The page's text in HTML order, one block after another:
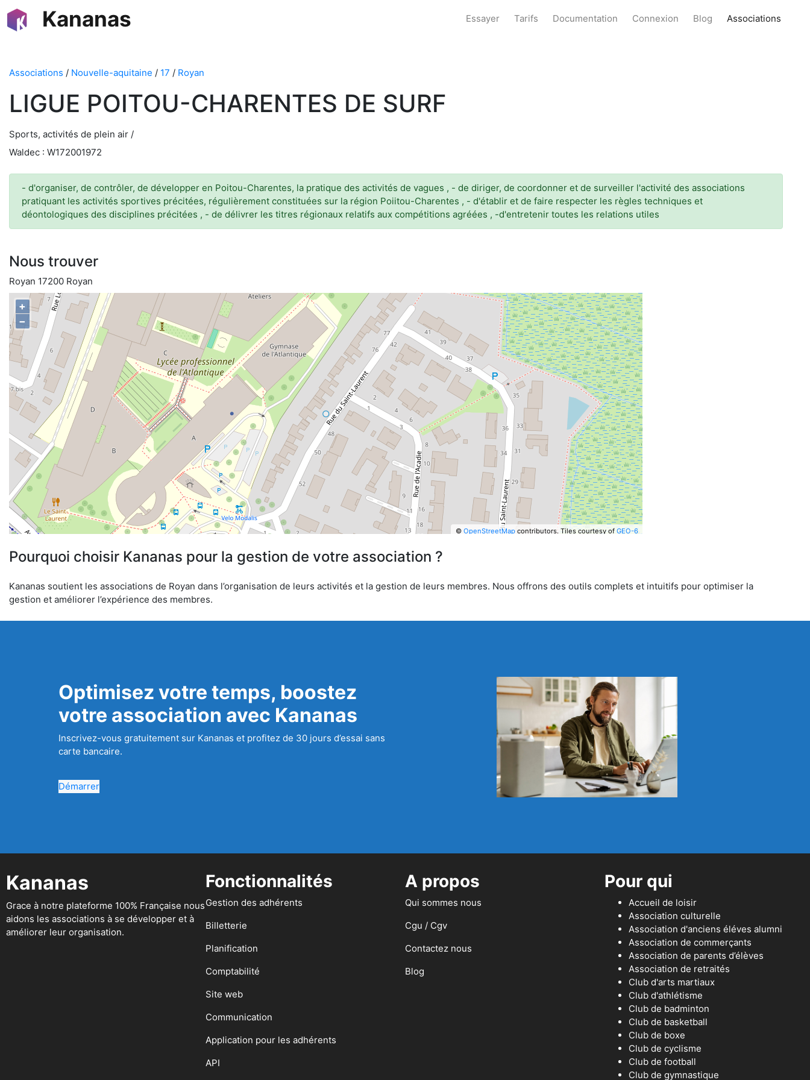
Kananas Essayer Tarifs Documentation Connexion Blog Associations
Associations / Nouvelle-aquitaine / 17 / Royan
LIGUE POITOU-CHARENTES DE SURF
Sports, activités de plein air /
Waldec : W172001972
- d'organiser, de contrôler, de développer en Poitou-Charentes, la pratique des activités de vagues , - de diriger, de coordonner et de surveiller l'activité des associations
pratiquant les activités sportives précitées, régulièrement constituées sur la région Poiitou-Charentes , - d'établir et de faire respecter les règles techniques et
déontologiques des disciplines précitées , - de délivrer les titres régionaux relatifs aux compétitions agréées , -d'entretenir toutes les relations utiles
Nous trouver
Royan 17200 Royan
+
−
© OpenStreetMapcontributors. Tiles courtesy of GEO-6
Pourquoi choisir Kananas pour la gestion de votre association ?
Kananas soutient les associations de Royan dans l’organisation de leurs activités et la gestion de leurs membres. Nous offrons des outils complets et intuitifs pour optimiser la
gestion et améliorer l’expérience des membres.
Optimisez votre temps, boostez
votre association avec Kananas
Inscrivez-vous gratuitement sur Kananas et profitez de 30 jours d’essai sans
carte bancaire.
Démarrer
Kananas
Grace à notre plateforme 100% Française nous
aidons les associations à se développer et à
améliorer leur organisation.
Fonctionnalités
Gestion des adhérents
Billetterie
Planification
Comptabilité
Site web
Communication
Application pour les adhérents
API
A propos
Qui sommes nous
Cgu / Cgv
Contactez nous
Blog
Pour qui
Accueil de loisir
Association culturelle
Association d'anciens éléves alumni
Association de commerçants
Association de parents d’élèves
Association de retraités
Club d'arts martiaux
Club d'athlétisme
Club de badminton
Club de basketball
Club de boxe
Club de cyclisme
Club de football
Club de gymnastique